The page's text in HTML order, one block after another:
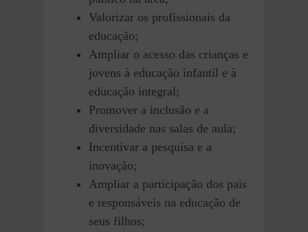
Valorizar os profissionais da
educação;
Ampliar o acesso das crianças e
jovens à educação infantil e à
educação integral;
Promover a inclusão e a
diversidade nas salas de aula;
Incentivar a pesquisa e a
inovação;
Ampliar a participação dos pais
e responsáveis na educação de
seus filhos;